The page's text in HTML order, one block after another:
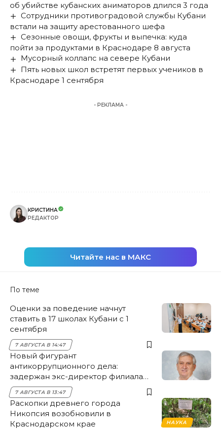
об убийстве кубанских аниматоров длился 3 года
Сотрудники противоградовой службы Кубани
встали на защиту арестованного шефа
Сезонные овощи, фрукты и выпечка: куда
пойти за продуктами в Краснодаре 8 августа
Мусорный коллапс на севере Кубани
Пять новых школ встретят первых учеников в
Краснодаре 1 сентября
- РЕКЛАМА -
КРИСТИНА
РЕДАКТОР
Читайте нас в МАКС
По теме
Оценки за поведение начнут
ставить в 17 школах Кубани с 1
сентября
7 АВГУСТА В 14:47
Новый фигурант
антикоррупционного дела:
задержан экс-директор филиала
НЭСК Крымска
7 АВГУСТА В 13:47
НАУКА
Раскопки древнего города
Никопсия возобновили в
Краснодарском крае